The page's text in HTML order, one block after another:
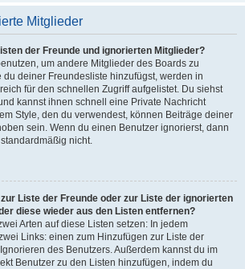
Mitglieder
der Freunde und ignorierten Mitglieder?
um andere Mitglieder des Boards zu
du deiner Freundesliste hinzufügst, werden in
für den schnellen Zugriff aufgelistet. Du siehst
kannst ihnen schnell eine Private Nachricht
Style, den du verwendest, können Beiträge deiner
sein. Wenn du einen Benutzer ignorierst, dann
nicht.
Liste der Freunde oder zur Liste der ignorierten
diese wieder aus den Listen entfernen?
Arten auf diese Listen setzen: In jedem
Links: einen zum Hinzufügen zur Liste der
des Benutzers. Außerdem kannst du im
Benutzer zu den Listen hinzufügen, indem du